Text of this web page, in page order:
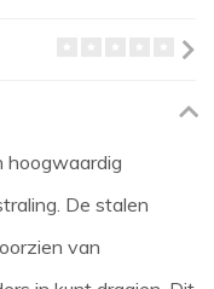
hoogwaardig
De stalen
van